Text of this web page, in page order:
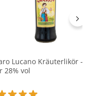
Lucano Kräuterlikör - 1
28% vol